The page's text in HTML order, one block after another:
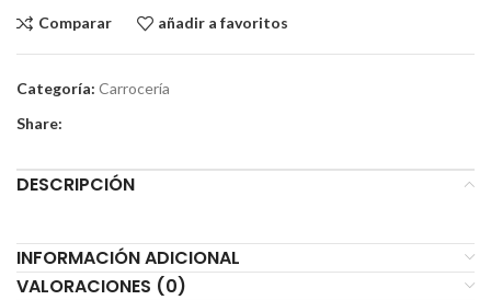
Comparar añadir a favoritos
Categoría: Carrocería
Share:
DESCRIPCIÓN
INFORMACIÓN ADICIONAL
VALORACIONES (0)